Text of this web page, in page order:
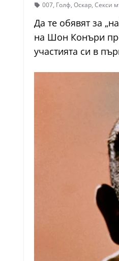
007, Голф, Оскар, Секси
Да те обявят за
на Шон Конъри
участията си в